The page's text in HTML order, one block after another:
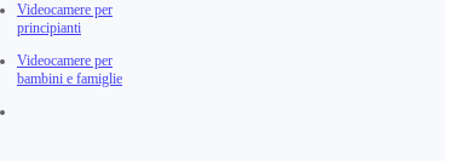
Videocamere per
principianti
Videocamere per
bambini e famiglie